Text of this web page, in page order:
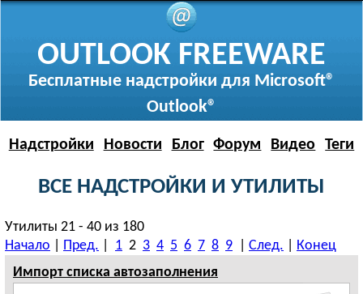
OUTLOOK FREEWARE
Бесплатные надстройки для Microsoft®
Outlook®
Надстройки Новости Блог Форум Видео Теги
ВСЕ НАДСТРОЙКИ И УТИЛИТЫ
Утилиты 21 - 40 из 180
Начало
Пред. 1 2 3 4 5 6 7 8 9 След.
Конец
Импорт списка автозаполнения